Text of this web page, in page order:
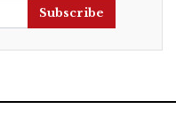
Subscribe